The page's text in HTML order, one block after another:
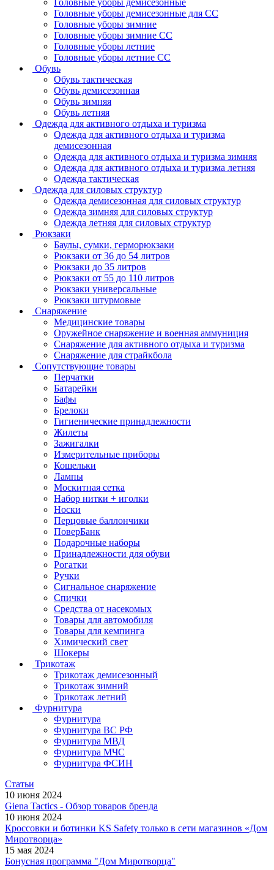
Головные уборы демисезонные
Головные уборы демисезонные для СС
Головные уборы зимние
Головные уборы зимние СС
Головные уборы летние
Головные уборы летние СС
Обувь
Обувь тактическая
Обувь демисезонная
Обувь зимняя
Обувь летняя
Одежда для активного отдыха и туризма
Одежда для активного отдыха и туризма
демисезонная
Одежда для активного отдыха и туризма зимняя
Одежда для активного отдыха и туризма летняя
Одежда тактическая
Одежда для силовых структур
Одежда демисезонная для силовых структур
Одежда зимняя для силовых структур
Одежда летняя для силовых структур
Рюкзаки
Баулы, сумки, герморюкзаки
Рюкзаки от 36 до 54 литров
Рюкзаки до 35 литров
Рюкзаки от 55 до 110 литров
Рюкзаки универсальные
Рюкзаки штурмовые
Снаряжение
Медицинские товары
Оружейное снаряжение и военная аммуниция
Снаряжение для активного отдыха и туризма
Снаряжение для страйкбола
Сопутствующие товары
Перчатки
Батарейки
Бафы
Брелоки
Гигиенические принадлежности
Жилеты
Зажигалки
Измерительные приборы
Кошельки
Лампы
Москитная сетка
Набор нитки + иголки
Носки
Перцовые баллончики
ПоверБанк
Подарочные наборы
Принадлежности для обуви
Рогатки
Ручки
Сигнальное снаряжение
Спички
Средства от насекомых
Товары для автомобиля
Товары для кемпинга
Химический свет
Шокеры
Трикотаж
Трикотаж демисезонный
Трикотаж зимний
Трикотаж летний
Фурнитура
Фурнитура
Фурнитура ВС РФ
Фурнитура МВД
Фурнитура МЧС
Фурнитура ФСИН
Статьи
10 июня 2024
Giena Tactics - Обзор товаров бренда
10 июня 2024
Кроссовки и ботинки KS Safety только в сети магазинов «Дом
Миротворца»
15 мая 2024
Бонусная программа "Дом Миротворца"